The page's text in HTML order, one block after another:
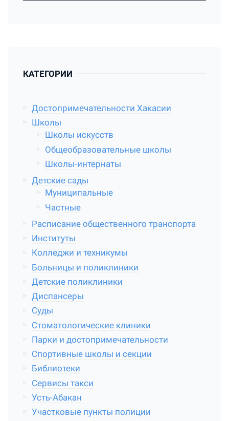
КАТЕГОРИИ
Достопримечательности Хакасии
Школы
Школы искусств
Общеобразовательные школы
Школы-интернаты
Детские сады
Муниципальные
Частные
Расписание общественного транспорта
Институты
Колледжи и техникумы
Больницы и поликлиники
Детские поликлиники
Диспансеры
Суды
Стоматологические клиники
Парки и достопримечательности
Спортивные школы и секции
Библиотеки
Сервисы такси
Усть-Абакан
Участковые пункты полиции